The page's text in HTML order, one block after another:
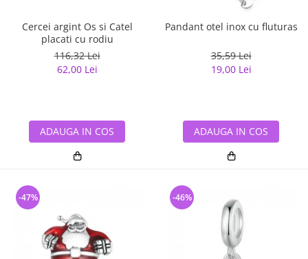
Cercei argint Os si Catel
placati cu rodiu
116,32 Lei
62,00 Lei
ADAUGA IN COS
Pandant otel inox cu fluturas
35,59 Lei
19,00 Lei
ADAUGA IN COS
-47% -46%